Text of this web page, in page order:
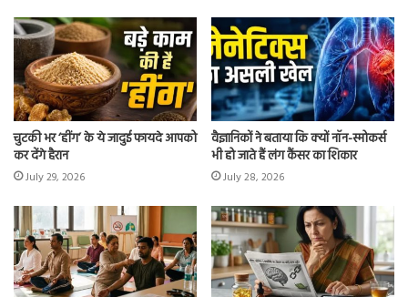
चुटकी भर ‘हींग’ के ये जादुई फायदे आपको
कर देंगे हैरान
July 29, 2026
वैज्ञानिकों ने बताया कि क्यों नॉन-स्मोकर्स
भी हो जाते हैं लंग कैंसर का शिकार
July 28, 2026